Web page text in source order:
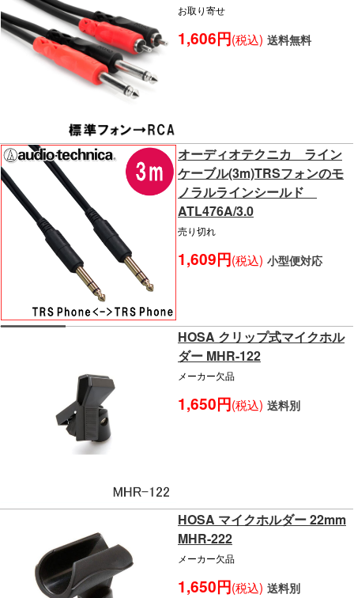
お取り寄せ
1,606円(税込) 送料無料
オーディオテクニカ ライン
ケーブル(3m)TRSフォンのモ
ノラルラインシールド
ATL476A/3.0
売り切れ
1,609円(税込) 小型便対応
HOSA クリップ式マイクホル
ダー MHR-122
メーカー欠品
1,650円(税込) 送料別
HOSA マイクホルダー 22mm
MHR-222
メーカー欠品
1,650円(税込) 送料別